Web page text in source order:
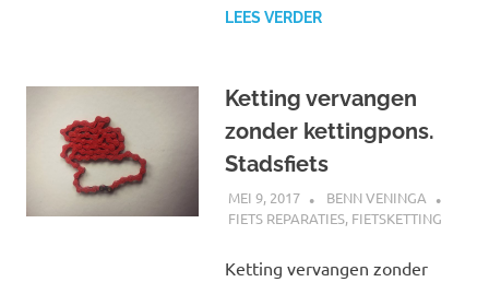
LEES VERDER
Ketting vervangen
zonder kettingpons.
Stadsfiets
MEI 9, 2017
BENN VENINGA
FIETS REPARATIES, FIETSKETTING
Ketting vervangen zonder